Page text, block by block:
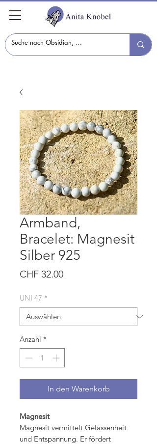
Armband,
Bracelet: Magnesit
Silber 925
CHF 32.00Preis
UNI 47 *
Anzahl *
In den Warenkorb
Magnesit
Magnesit vermittelt Gelassenheit
und Entspannung. Er fördert